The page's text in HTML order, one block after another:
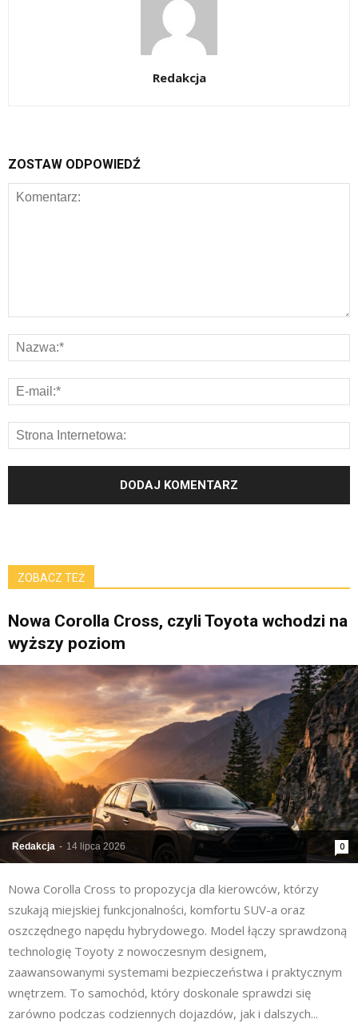
Redakcja
ZOSTAW ODPOWIEDŹ
ZOBACZ TEŻ
Nowa Corolla Cross, czyli Toyota wchodzi na
wyższy poziom
Redakcja - 14 lipca 2026 0
Nowa Corolla Cross to propozycja dla kierowców, którzy
szukają miejskiej funkcjonalności, komfortu SUV-a oraz
oszczędnego napędu hybrydowego. Model łączy sprawdzoną
technologię Toyoty z nowoczesnym designem,
zaawansowanymi systemami bezpieczeństwa i praktycznym
wnętrzem. To samochód, który doskonale sprawdzi się
zarówno podczas codziennych dojazdów, jak i dalszych...